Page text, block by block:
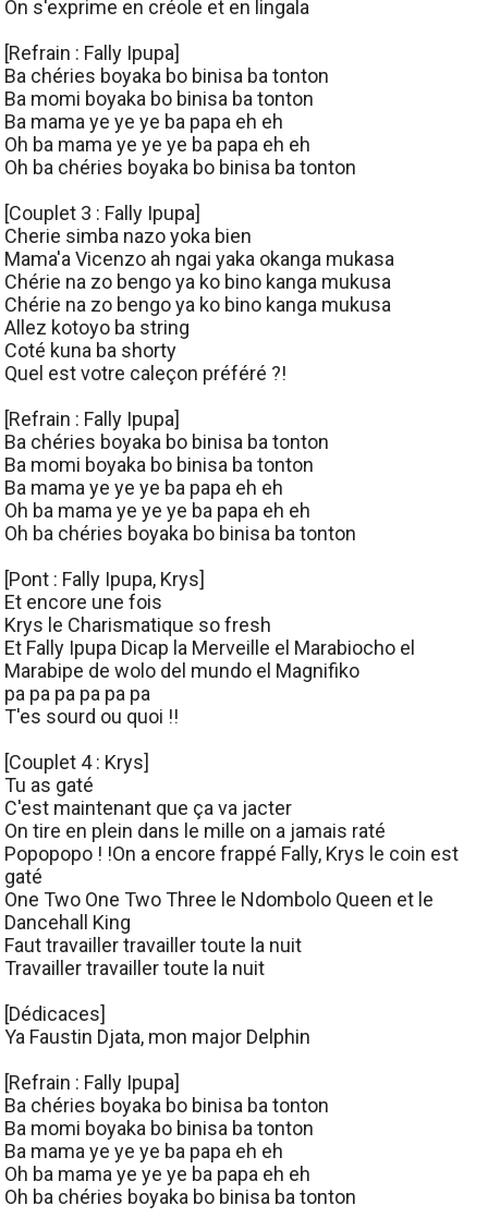
On s'exprime en créole et en lingala
[Refrain : Fally Ipupa]
Ba chéries boyaka bo binisa ba tonton
Ba momi boyaka bo binisa ba tonton
Ba mama ye ye ye ba papa eh eh
Oh ba mama ye ye ye ba papa eh eh
Oh ba chéries boyaka bo binisa ba tonton
[Couplet 3 : Fally Ipupa]
Cherie simba nazo yoka bien
Mama'a Vicenzo ah ngai yaka okanga mukasa
Chérie na zo bengo ya ko bino kanga mukusa
Chérie na zo bengo ya ko bino kanga mukusa
Allez kotoyo ba string
Coté kuna ba shorty
Quel est votre caleçon préféré ?!
[Refrain : Fally Ipupa]
Ba chéries boyaka bo binisa ba tonton
Ba momi boyaka bo binisa ba tonton
Ba mama ye ye ye ba papa eh eh
Oh ba mama ye ye ye ba papa eh eh
Oh ba chéries boyaka bo binisa ba tonton
[Pont : Fally Ipupa, Krys]
Et encore une fois
Krys le Charismatique so fresh
Et Fally Ipupa Dicap la Merveille el Marabiocho el
Marabipe de wolo del mundo el Magnifiko
pa pa pa pa pa pa
T'es sourd ou quoi !!
[Couplet 4 : Krys]
Tu as gaté
C'est maintenant que ça va jacter
On tire en plein dans le mille on a jamais raté
Popopopo ! !On a encore frappé Fally, Krys le coin est
gaté
One Two One Two Three le Ndombolo Queen et le
Dancehall King
Faut travailler travailler toute la nuit
Travailler travailler toute la nuit
[Dédicaces]
Ya Faustin Djata, mon major Delphin
[Refrain : Fally Ipupa]
Ba chéries boyaka bo binisa ba tonton
Ba momi boyaka bo binisa ba tonton
Ba mama ye ye ye ba papa eh eh
Oh ba mama ye ye ye ba papa eh eh
Oh ba chéries boyaka bo binisa ba tonton